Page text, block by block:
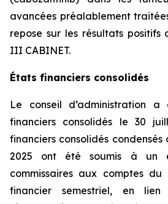
avancées préalablement
repose sur les résultats positifs
III CABINET.
États financiers consolidés
Le conseil d’administration
financiers consolidés le 30
financiers consolidés condensés
2025 ont été soumis à un
commissaires aux comptes
financier semestriel, en lien